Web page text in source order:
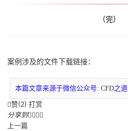
（完）
案例涉及的文件下载链接：
本篇文章来源于微信公众号: CFD之道
赞(2) 打赏
分享到   
上一篇